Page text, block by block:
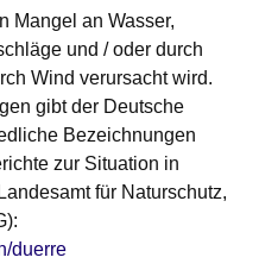
Mangel an Wasser,
und / oder durch
Wind verursacht wird.
gibt der Deutsche
Bezeichnungen
zur Situation in
für Naturschutz,
duerre